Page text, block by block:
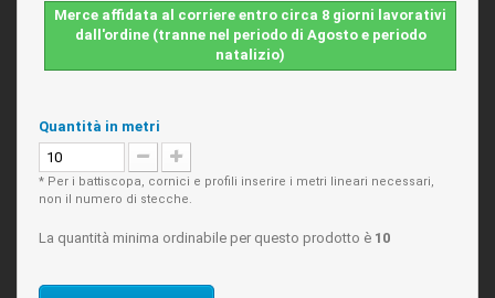
Merce affidata al corriere entro circa 8 giorni lavorativi
dall'ordine (tranne nel periodo di Agosto e periodo
natalizio)
Quantità in metri
* Per i battiscopa, cornici e profili inserire i metri lineari necessari,
non il numero di stecche.
La quantità minima ordinabile per questo prodotto è 10